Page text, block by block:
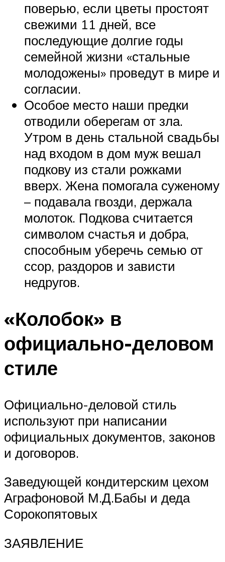
поверью, если цветы простоят
свежими 11 дней, все
последующие долгие годы
семейной жизни «стальные
молодожены» проведут в мире и
согласии.
Особое место наши предки
отводили оберегам от зла.
Утром в день стальной свадьбы
над входом в дом муж вешал
подкову из стали рожками
вверх. Жена помогала суженому
– подавала гвозди, держала
молоток. Подкова считается
символом счастья и добра,
способным уберечь семью от
ссор, раздоров и зависти
недругов.
«Колобок» в
официально-деловом
стиле
Официально-деловой стиль
используют при написании
официальных документов, законов
и договоров.
Заведующей кондитерским цехом
Аграфоновой М.Д.Бабы и деда
Сорокопятовых
ЗАЯВЛЕНИЕ